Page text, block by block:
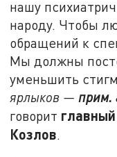
нашу
народу. Чтобы
обращений к
Мы должны
уменьшить
ярлыков — прим.
говорит
Козлов.